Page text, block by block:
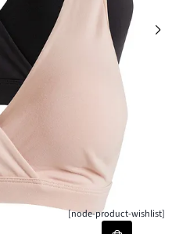
[node-product-wishlist]